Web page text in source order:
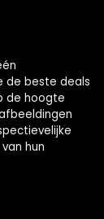
de beste deals
de hoogte
hun